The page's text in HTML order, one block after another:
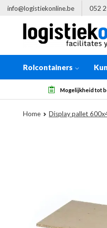
info@logistiekonline.be 052
Rolcontainers
14 dagen
Home Display pallet